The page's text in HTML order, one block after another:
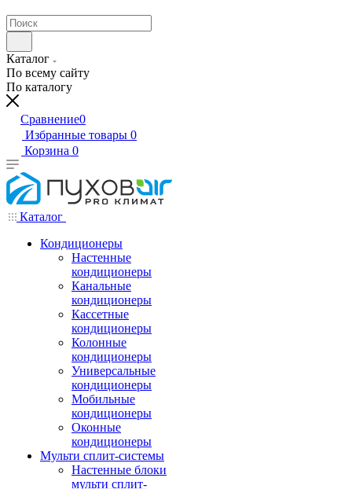
Каталог
По всему сайту
По каталогу
Сравнение0
Избранные товары 0
Корзина 0
Каталог
Кондиционеры
Настенные
кондиционеры
Канальные
кондиционеры
Кассетные
кондиционеры
Колонные
кондиционеры
Универсальные
кондиционеры
Мобильные
кондиционеры
Оконные
кондиционеры
Мульти сплит-системы
Настенные блоки
мульти сплит-